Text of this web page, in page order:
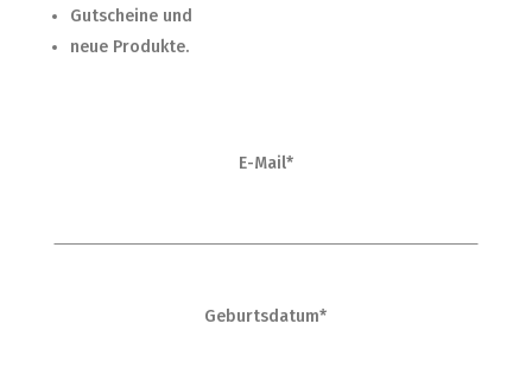
E-Mail*
Geburtsdatum*
Gutscheine und
neue Produkte.